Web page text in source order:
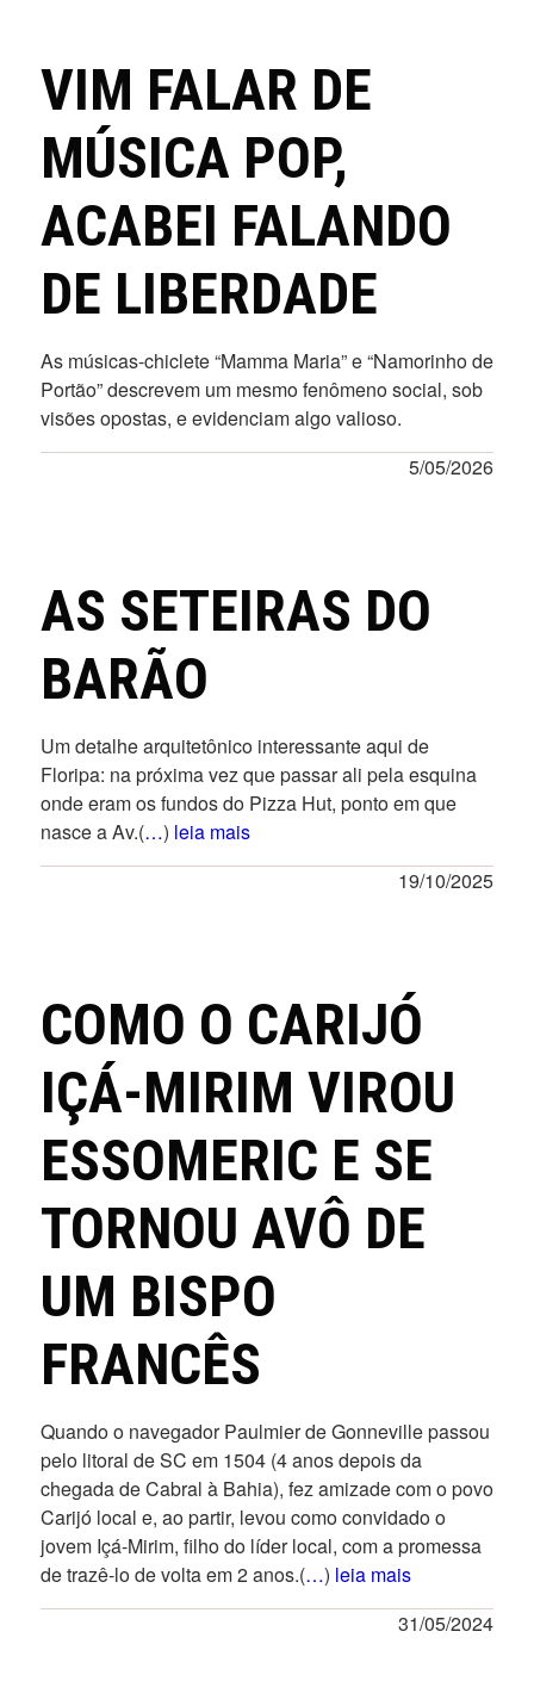
VIM FALAR DE
MÚSICA POP,
ACABEI FALANDO
DE LIBERDADE
As músicas-chiclete “Mamma Maria” e “Namorinho de
Portão” descrevem um mesmo fenômeno social, sob
visões opostas, e evidenciam algo valioso.
5/05/2026
AS SETEIRAS DO
BARÃO
Um detalhe arquitetônico interessante aqui de
Floripa: na próxima vez que passar ali pela esquina
onde eram os fundos do Pizza Hut, ponto em que
nasce a Av.(…) leia mais
19/10/2025
COMO O CARIJÓ
IÇÁ-MIRIM VIROU
ESSOMERIC E SE
TORNOU AVÔ DE
UM BISPO
FRANCÊS
Quando o navegador Paulmier de Gonneville passou
pelo litoral de SC em 1504 (4 anos depois da
chegada de Cabral à Bahia), fez amizade com o povo
Carijó local e, ao partir, levou como convidado o
jovem Içá-Mirim, filho do líder local, com a promessa
de trazê-lo de volta em 2 anos.(…) leia mais
31/05/2024